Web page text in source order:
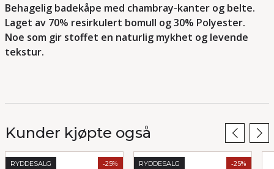
Behagelig badekåpe med chambray-kanter og belte.
Laget av 70% resirkulert bomull og 30% Polyester.
Noe som gir stoffet en naturlig mykhet og levende
tekstur.
Kunder kjøpte også
RYDDESALG -25% RYDDESALG -25%